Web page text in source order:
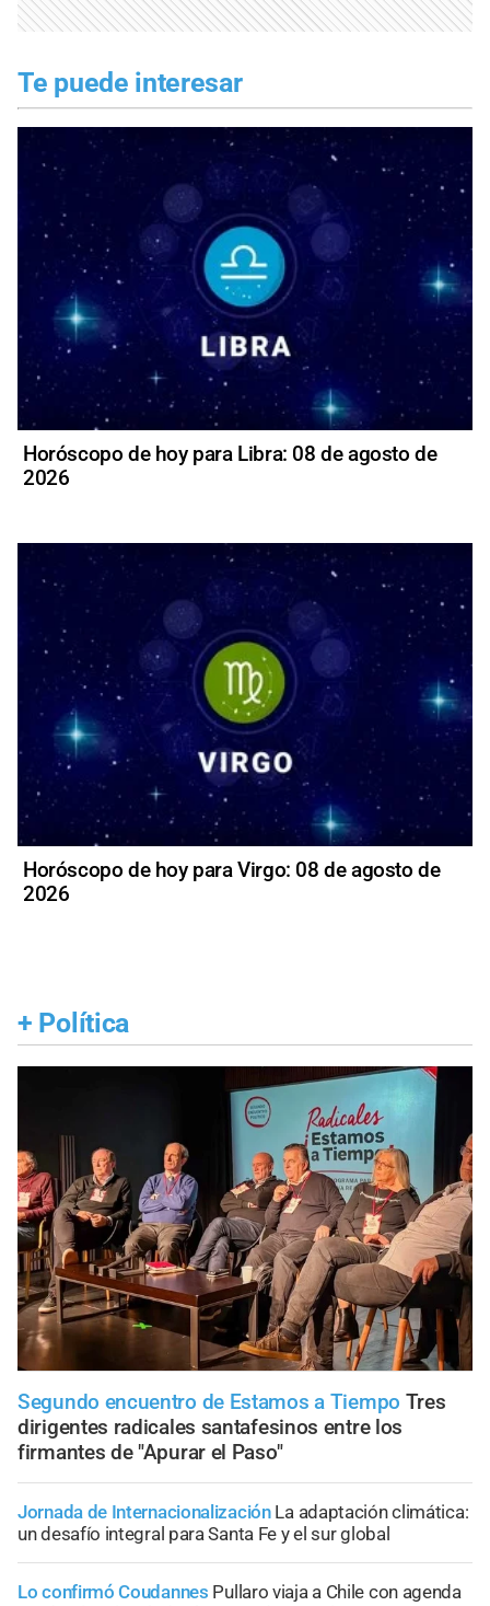
Te puede interesar
Horóscopo de hoy para Libra: 08 de agosto de
2026
Horóscopo de hoy para Virgo: 08 de agosto de
2026
+ Política
Segundo encuentro de Estamos a Tiempo Tres
dirigentes radicales santafesinos entre los
firmantes de "Apurar el Paso"
Jornada de Internacionalización La adaptación climática:
un desafío integral para Santa Fe y el sur global
Lo confirmó Coudannes Pullaro viaja a Chile con agenda